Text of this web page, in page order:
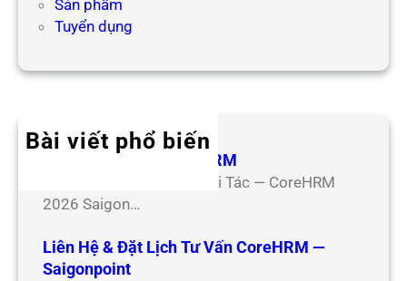
Sản phẩm
Tuyển dụng
Bài viết phổ biến
Hợp Tác Đối Tác CoreHRM
Chương Trình Hợp Tác Đối Tác — CoreHRM
2026 Saigon…
Liên Hệ & Đặt Lịch Tư Vấn CoreHRM —
Saigonpoint